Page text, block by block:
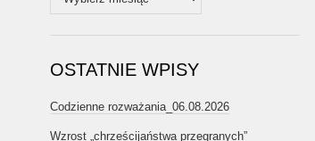
OSTATNIE WPISY
Codzienne rozważania_06.08.2026
Wzrost „chrześcijaństwa przegranych”